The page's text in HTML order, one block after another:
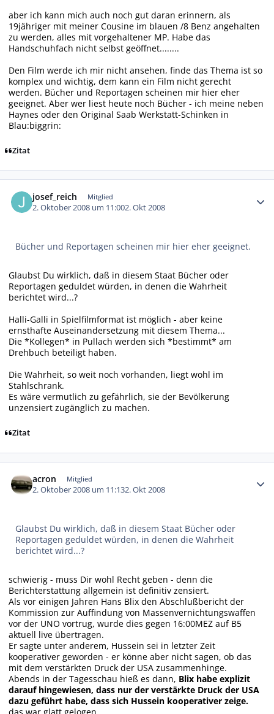
aber ich kann mich auch noch gut daran erinnern, als
19jähriger mit meiner Cousine im blauen /8 Benz angehalten
zu werden, alles mit vorgehaltener MP. Habe das
Handschuhfach nicht selbst geöffnet........
Den Film werde ich mir nicht ansehen, finde das Thema ist so
komplex und wichtig, dem kann ein Film nicht gerecht
werden. Bücher und Reportagen scheinen mir hier eher
geeignet. Aber wer liest heute noch Bücher - ich meine neben
Haynes oder den Original Saab Werkstatt-Schinken in
Blau:biggrin:
Zitat
josef_reich Mitglied
2. Oktober 2008 um 11:002. Okt 2008
Bücher und Reportagen scheinen mir hier eher geeignet.
Glaubst Du wirklich, daß in diesem Staat Bücher oder
Reportagen geduldet würden, in denen die Wahrheit
berichtet wird...?
Halli-Galli in Spielfilmformat ist möglich - aber keine
ernsthafte Auseinandersetzung mit diesem Thema...
Die *Kollegen* in Pullach werden sich *bestimmt* am
Drehbuch beteiligt haben.
Die Wahrheit, so weit noch vorhanden, liegt wohl im
Stahlschrank.
Es wäre vermutlich zu gefährlich, sie der Bevölkerung
unzensiert zugänglich zu machen.
Zitat
acron Mitglied
2. Oktober 2008 um 11:132. Okt 2008
Glaubst Du wirklich, daß in diesem Staat Bücher oder
Reportagen geduldet würden, in denen die Wahrheit
berichtet wird...?
schwierig - muss Dir wohl Recht geben - denn die
Berichterstattung allgemein ist definitiv zensiert.
Als vor einigen Jahren Hans Blix den Abschlußbericht der
Kommission zur Auffindung von Massenvernichtungswaffen
vor der UNO vortrug, wurde dies gegen 16:00MEZ auf B5
aktuell live übertragen.
Er sagte unter anderem, Hussein sei in letzter Zeit
kooperativer geworden - er könne aber nicht sagen, ob das
mit dem verstärkten Druck der USA zusammenhinge.
Abends in der Tagesschau hieß es dann, Blix habe explizit
darauf hingewiesen, dass nur der verstärkte Druck der USA
dazu geführt habe, dass sich Hussein kooperativer zeige.